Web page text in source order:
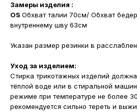
Замеры изделия :
OS Обхват талии 70см/ Обхват
внутреннему шву 63см
Указан размер резинки в
Уход за изделием:
Стирка трикотажных изделий
тёплой воде или в стиральной
режиме при температуре не более
рекомендуется сильно тереть и